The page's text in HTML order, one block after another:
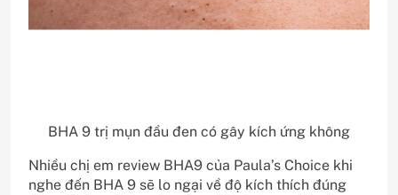
BHA 9 trị mụn đầu đen có gây kích ứng không
Nhiều chị em review BHA9 của Paula’s Choice khi
nghe đến BHA 9 sẽ lo ngại về độ kích thích đúng